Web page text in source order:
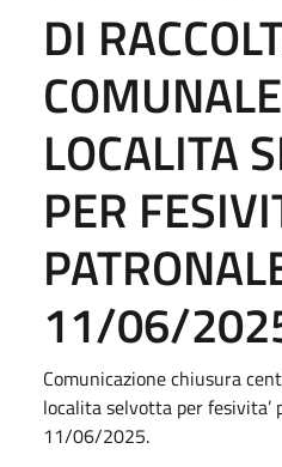
DI
LOCALITA
PER
11/06/
Comunicazione chiusura
localita selvotta per
11/06/2025.